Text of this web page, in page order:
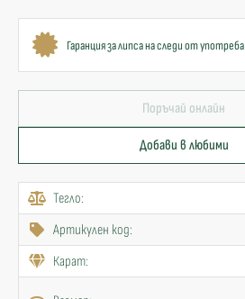
Гаранция за липса на следи от употреба
Поръчай онлайн
Добави в любими
Тегло:
Артикулен код:
Карат: